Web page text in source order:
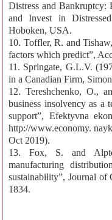
Distress and Bankruptcy:
and Invest in
Hoboken, USA.
10. Toffler, R. and
factors which predict”,
11. Springate, G.L.V.
in a Canadian Firm,
12. Tereshchenko, O.,
business insolvency as a
support”, Efektyvna
http://www.economy.
Oct 2019).
13. Fox, S. and
manufacturing
sustainability”, Journal
1834.